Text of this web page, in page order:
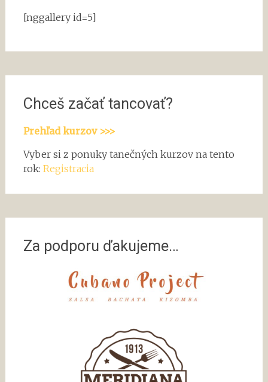
[nggallery id=5]
Chceš začať tancovať?
Prehľad kurzov >>>
Vyber si z ponuky tanečných kurzov na tento
rok: Registracia
Za podporu ďakujeme…